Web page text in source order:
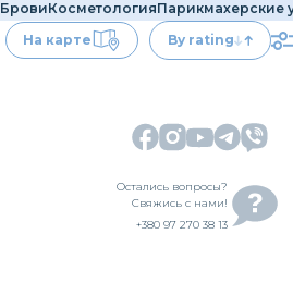
БровиКосметологияПарикмахерские
На карте
By rating
Остались вопросы?
Свяжись с нами!
+380 97 270 38 13